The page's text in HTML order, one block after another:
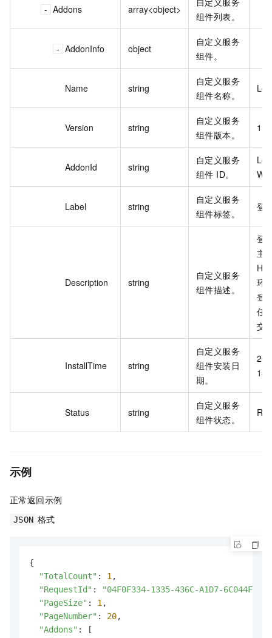
Addons array<object>
组件列表。
AddonInfo object
自定义服务
组件。
Name string
自定义服务
组件名称。
Version string
自定义服务
组件版本。
1.0
AddonId string
自定义服务
组件 ID。
Label string
自定义服务
组件标签。
登
Description string
自定义服务
组件描述。
登
主
环
登
任
交
InstallTime string
自定义服务
组件安装日
期。
Status string
自定义服务
组件状态。
示例
正常返回示例
JSON 格式
{
"TotalCount" : 1 ,
"RequestId" :
"04F0F334-1335-436C-A1D7-
"PageSize" : 1 ,
"PageNumber" : 20,
"Addons" : [